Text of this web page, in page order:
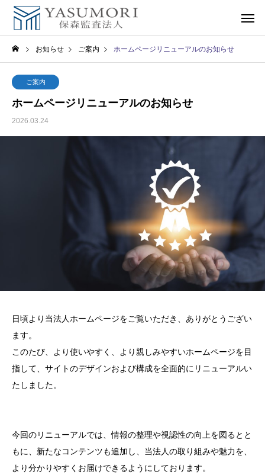
お知らせ ご案内 ホームページリニューアルのお知らせ
ご案内
ホームページリニューアルのお知らせ
2026.03.24
日頃より当法人ホームページをご覧いただき、ありがとうござい
ます。
このたび、より使いやすく、より親しみやすいホームページを目
指して、サイトのデザインおよび構成を全面的にリニューアルい
たしました。
今回のリニューアルでは、情報の整理や視認性の向上を図るとと
もに、新たなコンテンツも追加し、当法人の取り組みや魅力を、
より分かりやすくお届けできるようにしております。